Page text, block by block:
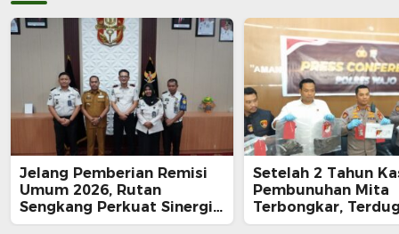
Jelang Pemberian Remisi
Umum 2026, Rutan
Sengkang Perkuat Sinergi
dengan Pemkab Wajo
Setelah 2 Tahun
Pembunuhan Mita
Terbongkar,
Pelaku Ditangkap: